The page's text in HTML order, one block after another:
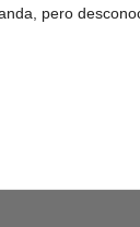
pero